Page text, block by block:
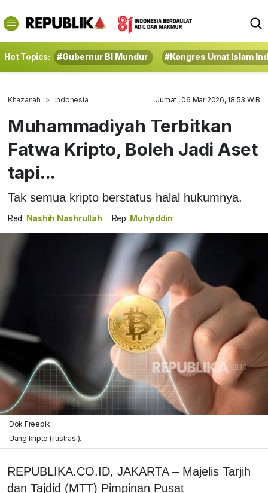
Hot Topics: #Gubernur BI Mundur #Kongres Umat Islam
Khazanah Indonesia Jumat , 06 Mar 2026, 18:53 WIB
Muhammadiyah Terbitkan
Fatwa Kripto, Boleh Jadi Aset
tapi...
Tak semua kripto berstatus halal hukumnya.
Red: Nashih Nashrullah Rep: Muhyiddin
Dok Freepik
Uang kripto (ilustrasi).
REPUBLIKA.CO.ID, JAKARTA – Majelis Tarjih
dan Tajdid (MTT) Pimpinan Pusat